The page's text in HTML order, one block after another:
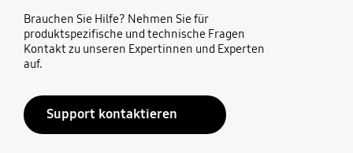
Brauchen Sie Hilfe? Nehmen Sie für
produktspezifische und technische Fragen
Kontakt zu unseren Expertinnen und Experten
auf.
Support kontaktieren